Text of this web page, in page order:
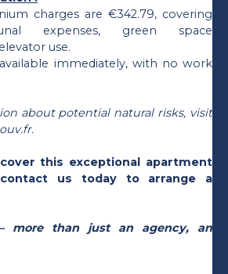
charges are €342.79, covering
expenses, green space
use.
immediately, with no work
about potential natural risks, visit
this exceptional apartment
us today to arrange a
– more than just an agency, an